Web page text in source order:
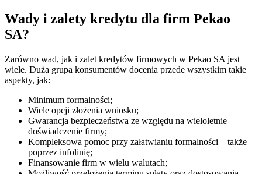
Wady i zalety kredytu dla firm Pekao
SA?
Zarówno wad, jak i zalet kredytów firmowych w Pekao SA jest
wiele. Duża grupa konsumentów docenia przede wszystkim takie
aspekty, jak:
Minimum formalności;
Wiele opcji złożenia wniosku;
Gwarancja bezpieczeństwa ze względu na wieloletnie
doświadczenie firmy;
Kompleksowa pomoc przy załatwianiu formalności – także
poprzez infolinię;
Finansowanie firm w wielu walutach;